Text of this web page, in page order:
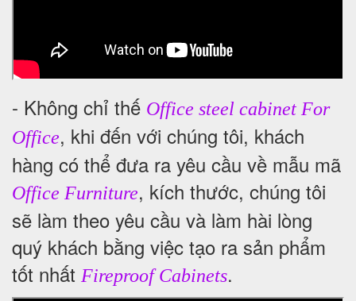
- Không chỉ thế Office steel cabinet For
Office, khi đến với chúng tôi, khách
hàng có thể đưa ra yêu cầu về mẫu mã
Office Furniture, kích thước, chúng tôi
sẽ làm theo yêu cầu và làm hài lòng
quý khách bằng việc tạo ra sản phẩm
tốt nhất Fireproof Cabinets.